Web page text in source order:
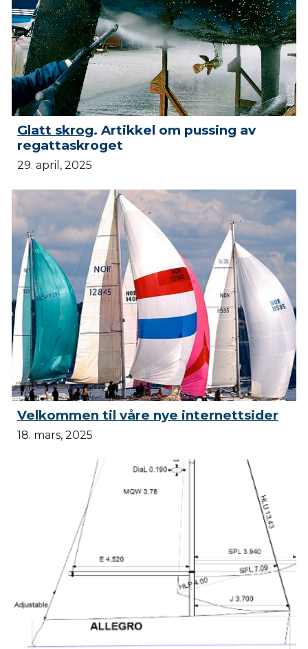
Glatt skrog. Artikkel om pussing av
regattaskroget
29. april, 2025
Velkommen til våre nye internettsider
18. mars, 2025